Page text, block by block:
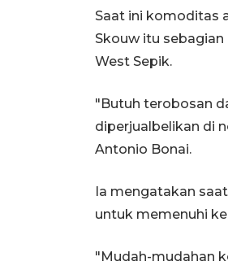
Saat ini komoditas
Skouw itu
West Sepik.
"Butuh terobosan
diperjualbelikan di
Antonio Bonai.
Ia mengatakan
untuk memenuhi
"Mudah-mudahan